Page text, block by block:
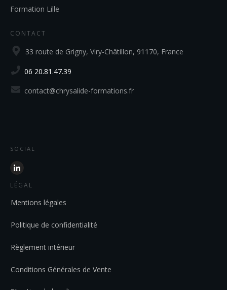
Formation Lille
CONTACT
33 route de Grigny, Viry-Châtillon, 91170, France
06 20.81.47.39
contact@chrysalide-formations.fr
SOCIAL
LÉGAL
Mentions légales
Politique de confidentialité
Règlement intérieur
Conditions Générales de Vente